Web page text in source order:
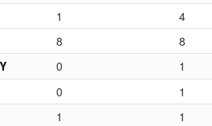
1 4
8 8
0 1
0 1
1 1